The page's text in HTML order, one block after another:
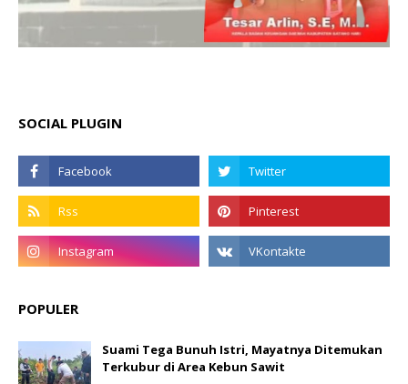
SOCIAL PLUGIN
POPULER
Suami Tega Bunuh Istri, Mayatnya Ditemukan
Terkubur di Area Kebun Sawit